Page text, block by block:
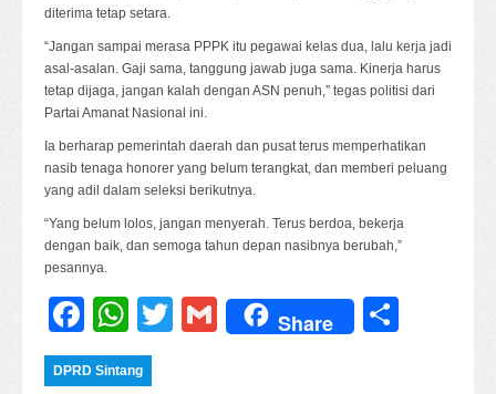
diterima tetap setara.
“Jangan sampai merasa PPPK itu pegawai kelas dua, lalu kerja jadi
asal-asalan. Gaji sama, tanggung jawab juga sama. Kinerja harus
tetap dijaga, jangan kalah dengan ASN penuh,” tegas politisi dari
Partai Amanat Nasional ini.
Ia berharap pemerintah daerah dan pusat terus memperhatikan
nasib tenaga honorer yang belum terangkat, dan memberi peluang
yang adil dalam seleksi berikutnya.
“Yang belum lolos, jangan menyerah. Terus berdoa, bekerja
dengan baik, dan semoga tahun depan nasibnya berubah,”
pesannya.
Facebook
WhatsApp
TwitterGmail
Share
DPRD Sintang